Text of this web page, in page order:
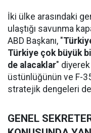
İki ülke arasındaki
ulaştığı savunma
ABD Başkanı, "
Türkiye çok büyük
de alacaklar"
üstünlüğünün ve F-
stratejik dengeleri
GENEL